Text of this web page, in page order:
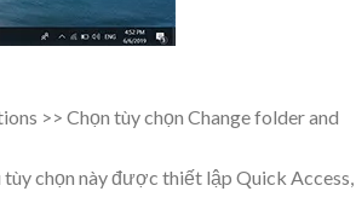
>> Chọn tùy chọn Change folder and
chọn này được thiết lập Quick Access,